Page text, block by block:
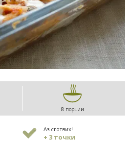
8 порции
Аз сготвих!
+ 3 точки